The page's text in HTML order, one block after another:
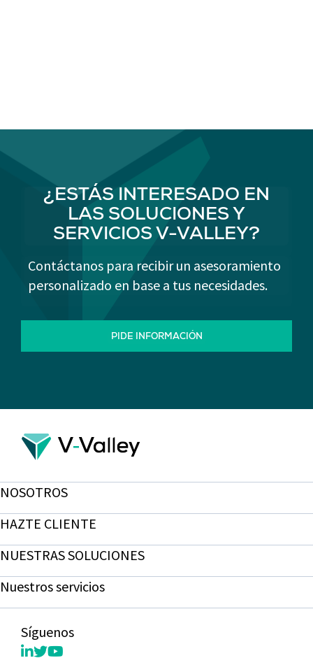
¿ESTÁS INTERESADO EN
LAS SOLUCIONES Y
SERVICIOS V-VALLEY?
Contáctanos para recibir un asesoramiento
personalizado en base a tus necesidades.
PIDE INFORMACIÓN
NOSOTROS
HAZTE CLIENTE
NUESTRAS SOLUCIONES
Nuestros servicios
Síguenos